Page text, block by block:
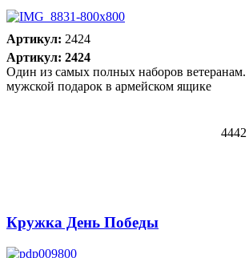
Артикул: 2424
Артикул: 2424
Один из самых полных наборов
мужской подарок в армейском ящике
Кружка День Победы